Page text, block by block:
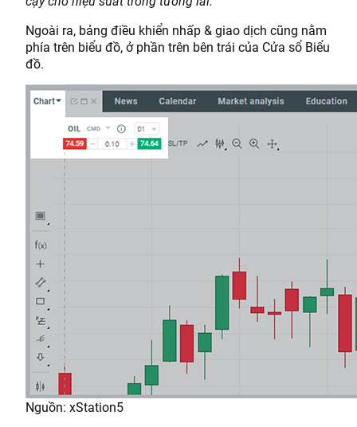
Ngoài ra, bảng điều khiển nhấp & giao dịch cũng nằm
phía trên biểu đồ, ở phần trên bên trái của Cửa sổ Biểu
đồ.
Nguồn: xStation5